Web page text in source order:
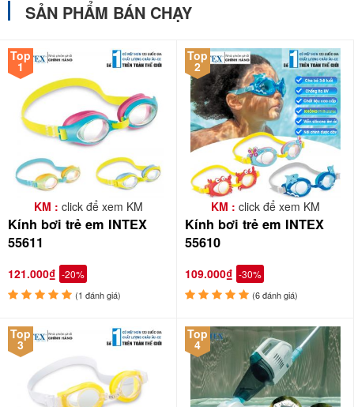
SẢN PHẨM BÁN CHẠY
Top
1
KM : click để xem KM
Kính bơi trẻ em INTEX
55611
121.000₫ -20%
(1 đánh giá)
Top
2
KM : click để xem KM
Kính bơi trẻ em INTEX
55610
109.000₫ -30%
(6 đánh giá)
Top
3
Top
4